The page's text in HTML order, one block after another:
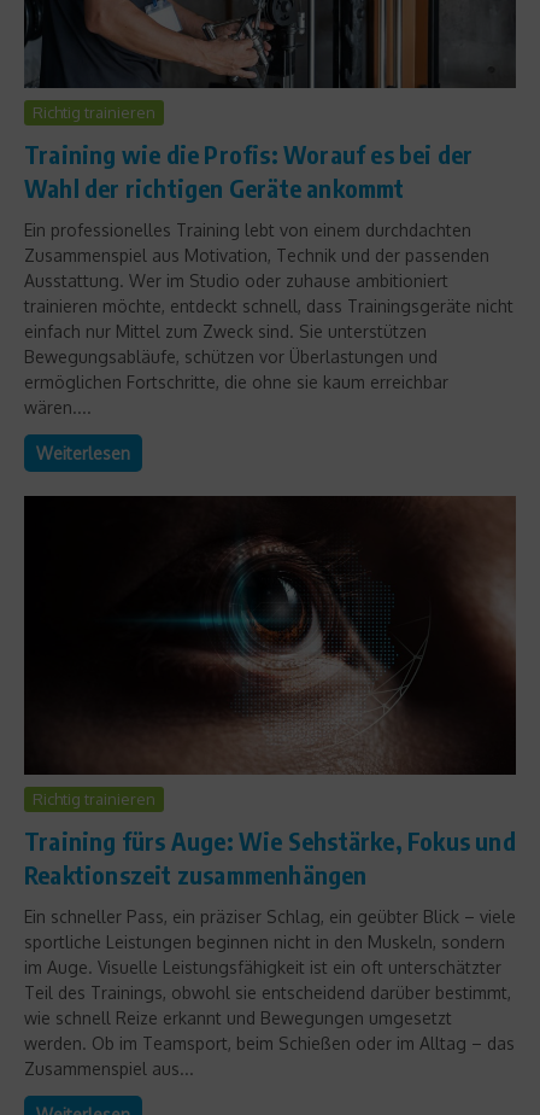
Richtig trainieren
Training wie die Profis: Worauf es bei der
Wahl der richtigen Geräte ankommt
Ein professionelles Training lebt von einem durchdachten
Zusammenspiel aus Motivation, Technik und der passenden
Ausstattung. Wer im Studio oder zuhause ambitioniert
trainieren möchte, entdeckt schnell, dass Trainingsgeräte nicht
einfach nur Mittel zum Zweck sind. Sie unterstützen
Bewegungsabläufe, schützen vor Überlastungen und
ermöglichen Fortschritte, die ohne sie kaum erreichbar
wären....
Weiterlesen
Richtig trainieren
Training fürs Auge: Wie Sehstärke, Fokus und
Reaktionszeit zusammenhängen
Ein schneller Pass, ein präziser Schlag, ein geübter Blick – viele
sportliche Leistungen beginnen nicht in den Muskeln, sondern
im Auge. Visuelle Leistungsfähigkeit ist ein oft unterschätzter
Teil des Trainings, obwohl sie entscheidend darüber bestimmt,
wie schnell Reize erkannt und Bewegungen umgesetzt
werden. Ob im Teamsport, beim Schießen oder im Alltag – das
Zusammenspiel aus...